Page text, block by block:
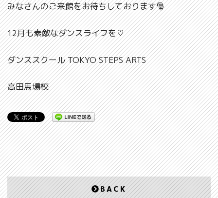
みなさんのご来館をお待ちしております🎅
12月も素敵なダンスライフを♡
ダンススクール TOKYO STEPS ARTS
高田馬場校
BACK